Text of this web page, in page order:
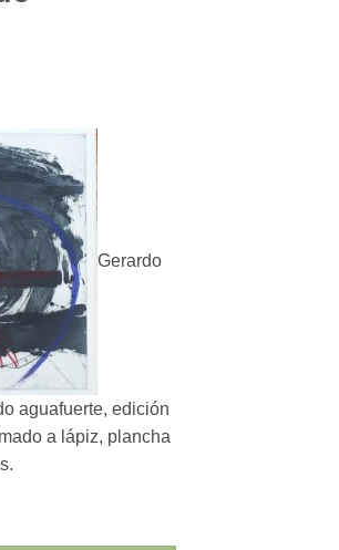
Gerardo
aguafuerte, edición
a lápiz, plancha
grabado aguafuerte cantidad